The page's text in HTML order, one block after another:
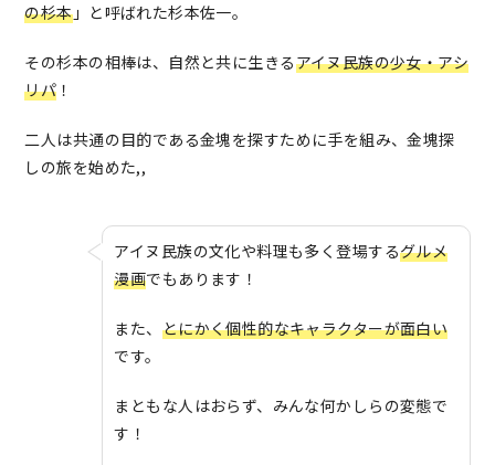
の杉本」と呼ばれた杉本佐一。
その杉本の相棒は、自然と共に生きるアイヌ民族の少女・アシ
リパ ！
二人は共通の目的である金塊を探すために手を組み、金塊探
しの旅を始めた,,
アイヌ民族の文化や料理も多く登場するグルメ
漫画でもあります！
また、 とにかく個性的なキャラクターが面白い
です。
まともな人はおらず、みんな何かしらの変態で
す！